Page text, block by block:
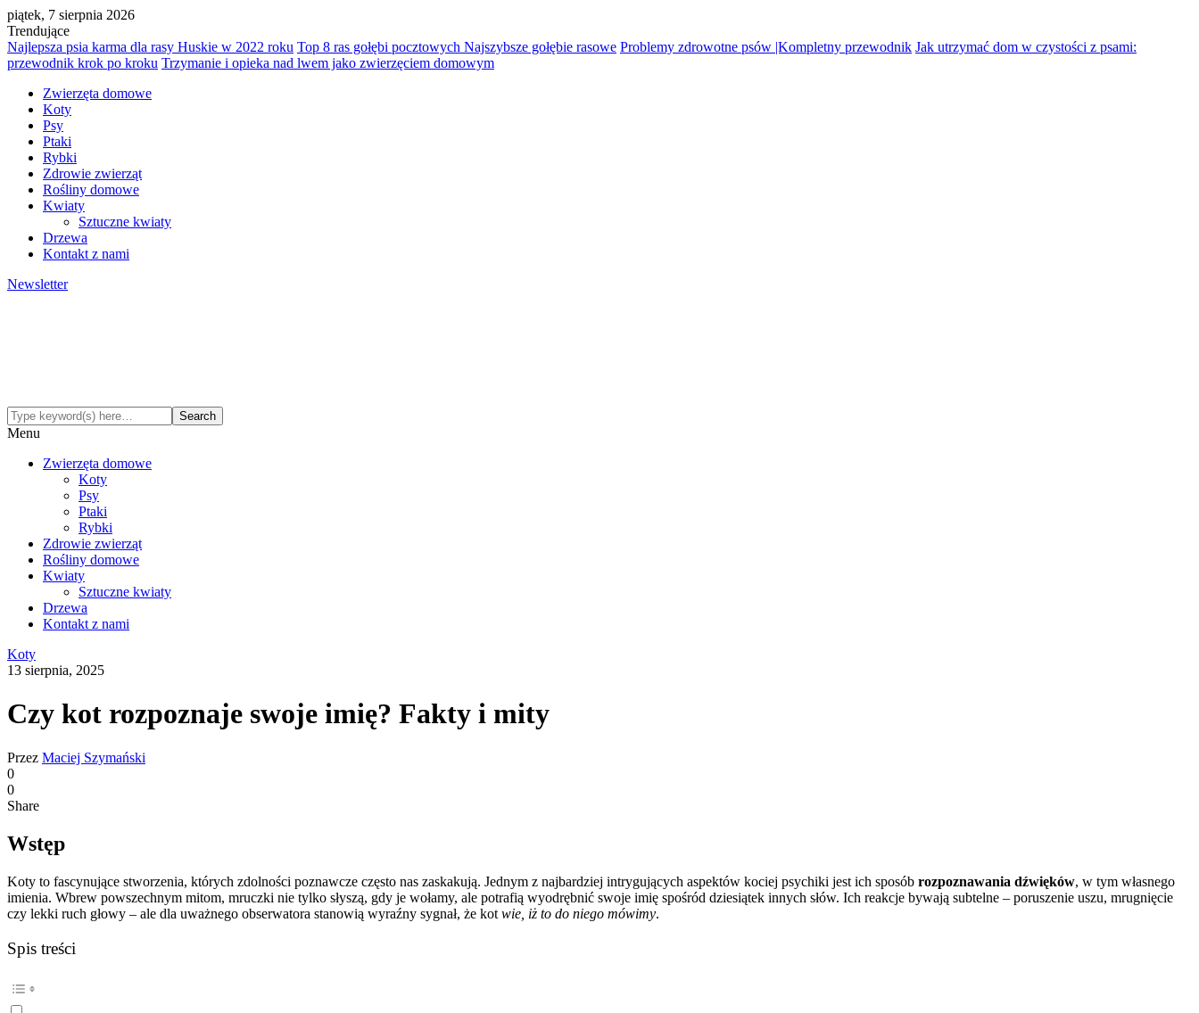
piątek, 7 sierpnia 2026
Trendujące
Najlepsza psia karma dla rasy Huskie w 2022 roku Top 8 ras gołębi pocztowych Najszybsze gołębie rasowe Problemy zdrowotne psów |Kompletny przewodnik Jak utrzymać dom w czystości z psami:
przewodnik krok po kroku Trzymanie i opieka nad lwem jako zwierzęciem domowym
Zwierzęta domowe
Koty
Psy
Ptaki
Rybki
Zdrowie zwierząt
Rośliny domowe
Kwiaty
Sztuczne kwiaty
Drzewa
Kontakt z nami
Newsletter
Menu
Zwierzęta domowe
Koty
Psy
Ptaki
Rybki
Zdrowie zwierząt
Rośliny domowe
Kwiaty
Sztuczne kwiaty
Drzewa
Kontakt z nami
Koty
13 sierpnia, 2025
Czy kot rozpoznaje swoje imię? Fakty i mity
Przez Maciej Szymański
0
0
Share
Wstęp
Koty to fascynujące stworzenia, których zdolności poznawcze często nas zaskakują. Jednym z najbardziej intrygujących aspektów kociej psychiki jest ich sposób rozpoznawania dźwięków, w tym własnego
imienia. Wbrew powszechnym mitom, mruczki nie tylko słyszą, gdy je wołamy, ale potrafią wyodrębnić swoje imię spośród dziesiątek innych słów. Ich reakcje bywają subtelne – poruszenie uszu, mrugnięcie
czy lekki ruch głowy – ale dla uważnego obserwatora stanowią wyraźny sygnał, że kot wie, iż to do niego mówimy.
Spis treści